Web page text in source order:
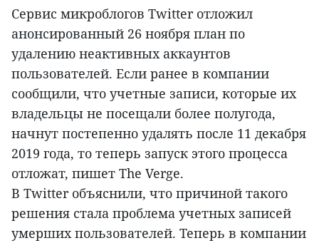
Сервис микроблогов Twitter отложил
анонсированный 26 ноября план по
удалению неактивных аккаунтов
пользователей. Если ранее в компании
сообщили, что учетные записи, которые их
владельцы не посещали более полугода,
начнут постепенно удалять после 11 декабря
2019 года, то теперь запуск этого процесса
отложат, пишет The Verge.
В Twitter объяснили, что причиной такого
решения стала проблема учетных записей
умерших пользователей. Теперь в компании